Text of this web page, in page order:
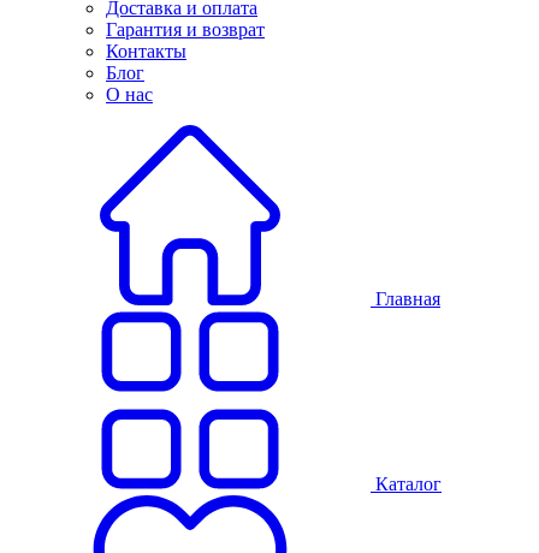
Доставка и оплата
Гарантия и возврат
Контакты
Блог
О нас
Главная
Каталог